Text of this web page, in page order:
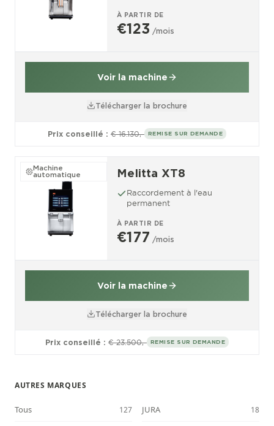
À PARTIR DE
€123 /mois
Voir la machine
Télécharger la brochure
Prix conseillé : € 16.130,- REMISE SUR DEMANDE
Machine
automatique Melitta XT8
Raccordement à l'eau
permanent
À PARTIR DE
€177 /mois
Voir la machine
Télécharger la brochure
Prix conseillé : € 23.500,- REMISE SUR DEMANDE
AUTRES MARQUES
Tous 127 JURA 18